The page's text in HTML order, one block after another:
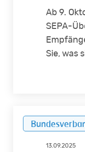
Ab 9.
SEPA-
Sie, was
13.09.2025